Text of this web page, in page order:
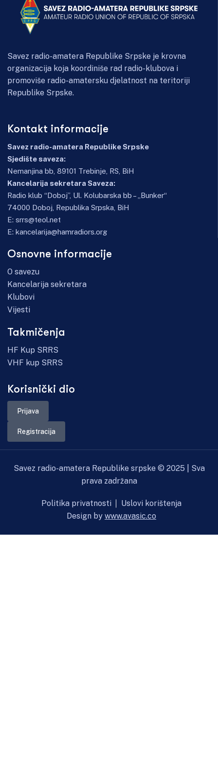
Savez radio-amatera Republike Srpske je krovna
organizacija koja koordiniše rad radio-klubova i
promoviše radio-amatersku djelatnost na teritoriji
Republike Srpske.
Kontakt informacije
Savez radio-amatera Republike Srpske
Sjedište saveza:
Nemanjina bb, 89101 Trebinje, RS, BiH
Kancelarija sekretara Saveza:
Radio klub “Doboj”, Ul. Kolubarska bb – „Bunker“
74000 Doboj, Republika Srpska, BiH
E: srrs@teol.net
E: kancelarija@hamradiors.org
Osnovne informacije
O savezu
Kancelarija sekretara
Klubovi
Vijesti
Takmičenja
HF Kup SRRS
VHF kup SRRS
Korisnički dio
Prijava
Registracija
Savez radio-amatera Republike srpske © 2025 | Sva
prava zadržana
Politika privatnosti
Uslovi korištenja
Design by www.avasic.co